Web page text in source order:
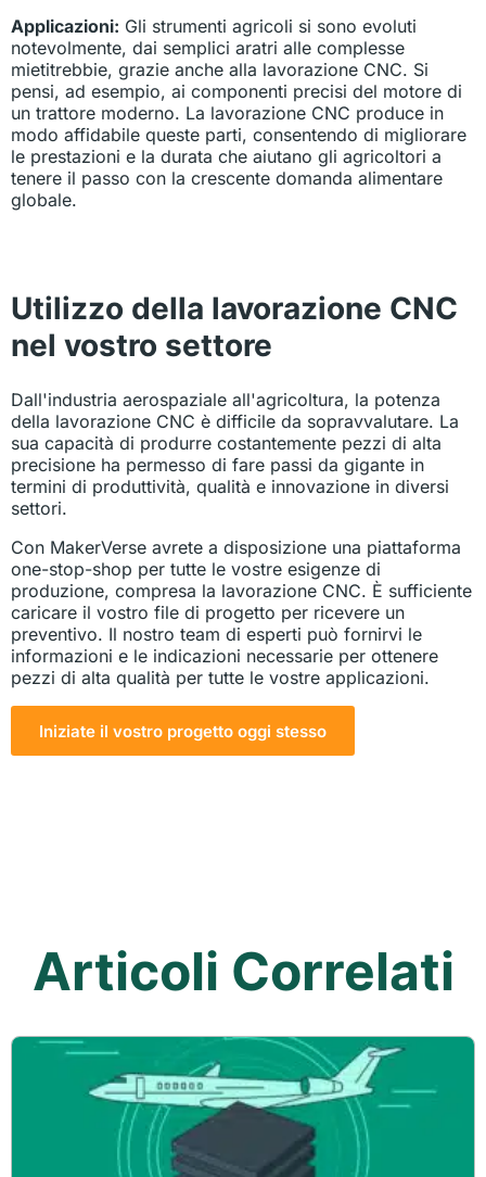
Applicazioni: Gli strumenti agricoli si sono evoluti
notevolmente, dai semplici aratri alle complesse
mietitrebbie, grazie anche alla lavorazione CNC. Si
pensi, ad esempio, ai componenti precisi del motore di
un trattore moderno. La lavorazione CNC produce in
modo affidabile queste parti, consentendo di migliorare
le prestazioni e la durata che aiutano gli agricoltori a
tenere il passo con la crescente domanda alimentare
globale.
Utilizzo della lavorazione CNC
nel vostro settore
Dall'industria aerospaziale all'agricoltura, la potenza
della lavorazione CNC è difficile da sopravvalutare. La
sua capacità di produrre costantemente pezzi di alta
precisione ha permesso di fare passi da gigante in
termini di produttività, qualità e innovazione in diversi
settori.
Con MakerVerse avrete a disposizione una piattaforma
one-stop-shop per tutte le vostre esigenze di
produzione, compresa la lavorazione CNC. È sufficiente
caricare il vostro file di progetto per ricevere un
preventivo. Il nostro team di esperti può fornirvi le
informazioni e le indicazioni necessarie per ottenere
pezzi di alta qualità per tutte le vostre applicazioni.
Iniziate il vostro progetto oggi stesso
Articoli Correlati